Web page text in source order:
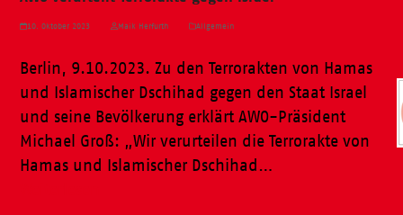
10. Oktober 2023 Maik Herfurth Allgemein
Berlin, 9.10.2023. Zu den Terrorakten von Hamas
und Islamischer Dschihad gegen den Staat Israel
und seine Bevölkerung erklärt AWO-Präsident
Michael Groß: „Wir verurteilen die Terrorakte von
Hamas und Islamischer Dschihad…